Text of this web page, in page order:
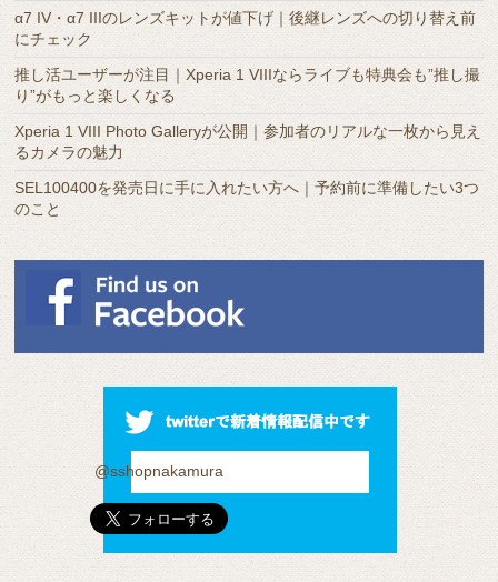
α7 IV・α7 IIIのレンズキットが値下げ｜後継レンズへの切り替え前
にチェック
推し活ユーザーが注目｜Xperia 1 VIIIならライブも特典会も”推し撮
り”がもっと楽しくなる
Xperia 1 VIII Photo Galleryが公開｜参加者のリアルな一枚から見え
るカメラの魅力
SEL100400を発売日に手に入れたい方へ｜予約前に準備したい3つ
のこと
@sshopnakamura